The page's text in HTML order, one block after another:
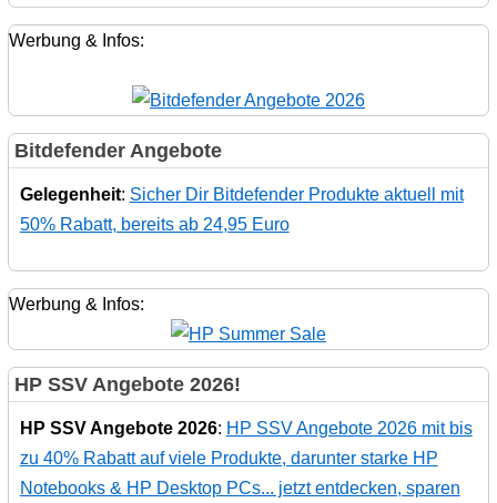
Werbung & Infos:
Bitdefender Angebote
Gelegenheit: Sicher Dir Bitdefender Produkte aktuell mit
50% Rabatt, bereits ab 24,95 Euro
Werbung & Infos:
HP SSV Angebote 2026!
HP SSV Angebote 2026: HP SSV Angebote 2026 mit bis
zu 40% Rabatt auf viele Produkte, darunter starke HP
Notebooks & HP Desktop PCs... jetzt entdecken, sparen